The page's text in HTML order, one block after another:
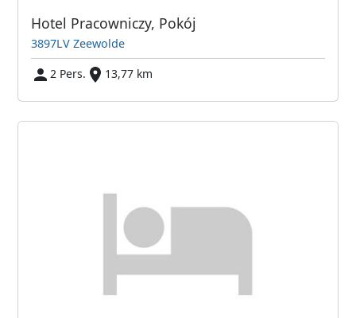
Hotel Pracowniczy, Pokój
3897LV Zeewolde
2 Pers.
13,77 km